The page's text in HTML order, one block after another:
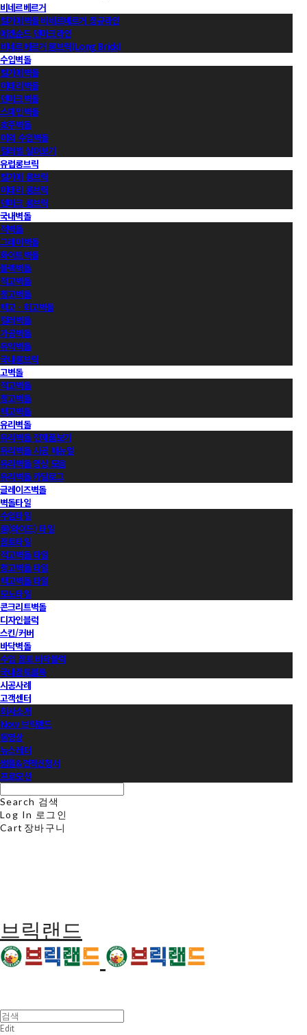
비네르베르거
벨기에벽돌 비네르베르거 정규라인
에겐순드 덴마크라인
비네르베르거 롱브릭(Long Brick)
수입벽돌
벨기에벽돌
이태리벽돌
덴마크벽돌
스페인벽돌
호주벽돌
이외 수입벽돌
컬러별 살펴보기
유럽롱브릭
벨기에 롱브릭
이태리 롱브릭
덴마크 롱브릭
국내벽돌
적벽돌
그레이벽돌
화이트벽돌
블랙벽돌
적고벽돌
청고벽돌
백고ㆍ회고벽돌
컬러벽돌
가공벽돌
유약벽돌
국내롱브릭
고벽돌
적고벽돌
청고벽돌
백고벽돌
유리벽돌
유리벽돌 전제품보기
유리벽돌 시공 매뉴얼
유리벽돌 영상 모음
유리벽돌 카달로그
글레이즈벽돌
벽돌타일
수입타일
롱(와이드) 타일
점토타일
적고벽돌 타일
청고벽돌 타일
백고벽돌 타일
모노타일
콘크리트벽돌
디자인블럭
스킨/커버
바닥벽돌
수입 점토 바닥블럭
국내점토블록
시공사례
고객센터
회사소개
Now 브릭랜드
동영상
뉴스레터
샘플&견적신청서
프로모션
Search 검색
Log In 로그인
Cart 장바구니
브릭랜드
Edit